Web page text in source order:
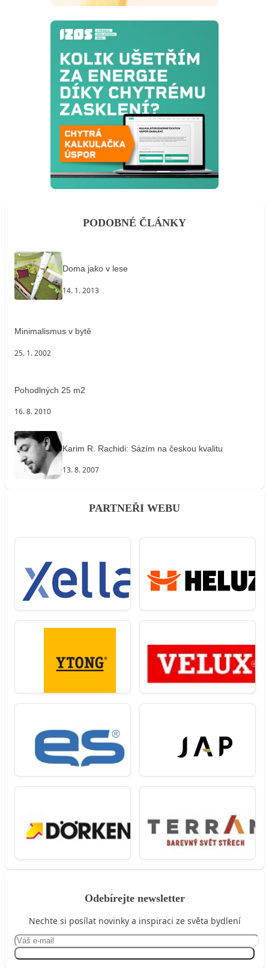
PODOBNÉ ČLÁNKY
Doma jako v lese
14. 1. 2013
Minimalismus v bytě
25. 1. 2002
Pohodlných 25 m2
16. 8. 2010
Karim R. Rachidi: Sázím na českou kvalitu
13. 8. 2007
PARTNEŘI WEBU
Odebírejte newsletter
Nechte si posílat novinky a inspiraci ze světa bydlení